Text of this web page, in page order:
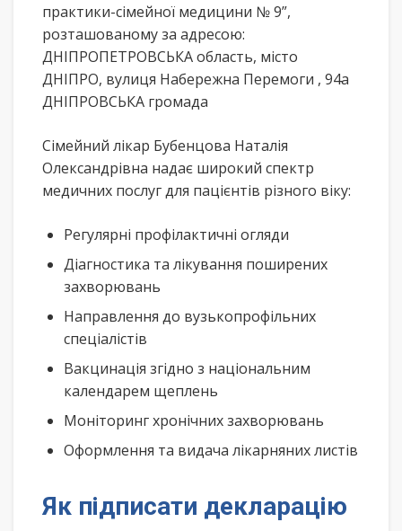
практики-сімейної медицини № 9”,
розташованому за адресою:
ДНІПРОПЕТРОВСЬКА область, місто
ДНІПРО, вулиця Набережна Перемоги , 94а
ДНІПРОВСЬКА громада
Сімейний лікар Бубенцова Наталія
Олександрівна надає широкий спектр
медичних послуг для пацієнтів різного віку:
Регулярні профілактичні огляди
Діагностика та лікування поширених
захворювань
Направлення до вузькопрофільних
спеціалістів
Вакцинація згідно з національним
календарем щеплень
Моніторинг хронічних захворювань
Оформлення та видача лікарняних листів
Як підписати декларацію